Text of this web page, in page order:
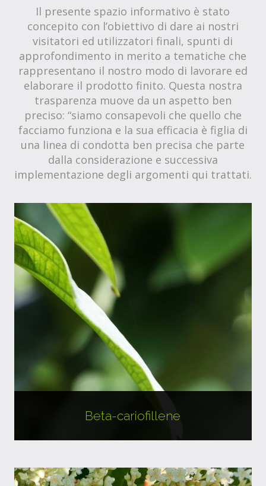
Il presente spazio informativo è stato
concepito con l’obiettivo di dare ai nostri
visitatori ed utilizzatori finali, spunti di
approfondimento in merito a tematiche che
rappresentano il nostro modo di lavorare ed
elaborare il prodotto finito. Questa nostra
trasparenza muove da un aspetto ben
preciso: “siamo consapevoli che quello che
facciamo funziona e la sua efficacia è figlia di
una linea di condotta ben precisa che parte
dalla considerazione e successiva
implementazione degli argomenti qui trattati.
Beta-cariofillene